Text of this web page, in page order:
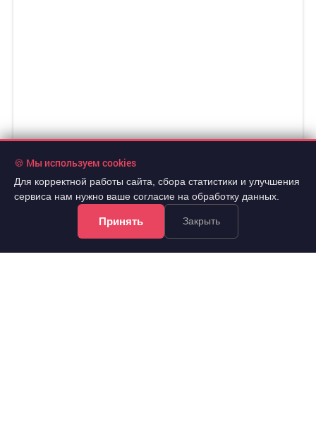
🍪 Мы используем cookies
Для корректной работы сайта, сбора статистики и улучшения
сервиса нам нужно ваше согласие на обработку данных.
Принять Закрыть